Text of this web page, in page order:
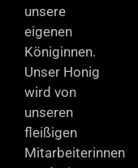
unsere
eigenen
Königinnen.
Unser Honig
wird von
unseren
fleißigen
Mitarbeiterinnen